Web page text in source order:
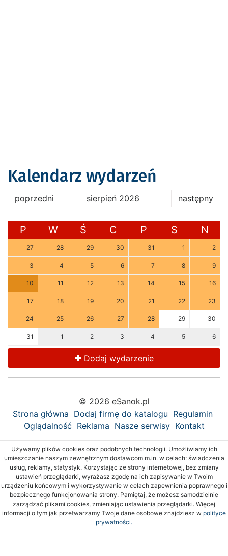
Kalendarz wydarzeń
poprzedni sierpień 2026 następny
P W Ś C P S N
27 28 29 30 31 1 2
3 4 5 6 7 8 9
10 11 12 13 14 15 16
17 18 19 20 21 22 23
24 25 26 27 28 29 30
31 1 2 3 4 5 6
Dodaj wydarzenie
© 2026 eSanok.pl
Strona główna Dodaj firmę do katalogu Regulamin
Oglądalność Reklama Nasze serwisy Kontakt
Używamy plików cookies oraz podobnych technologii. Umożliwiamy ich
umieszczanie naszym zewnętrznym dostawcom m.in. w celach: świadczenia
usług, reklamy, statystyk. Korzystając ze strony internetowej, bez zmiany
ustawień przeglądarki, wyrażasz zgodę na ich zapisywanie w Twoim
urządzeniu końcowym i wykorzystywanie w celach zapewnienia poprawnego i
bezpiecznego funkcjonowania strony. Pamiętaj, że możesz samodzielnie
zarządzać plikami cookies, zmieniając ustawienia przeglądarki. Więcej
informacji o tym jak przetwarzamy Twoje dane osobowe znajdziesz w polityce
prywatności.